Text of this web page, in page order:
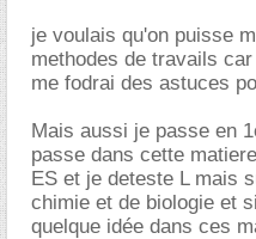
je voulais qu'on puisse
methodes de travails
me fodrai des astuces
Mais aussi je passe en
passe dans cette
ES et je deteste L mais
chimie et de biologie et
quelque idée dans ces